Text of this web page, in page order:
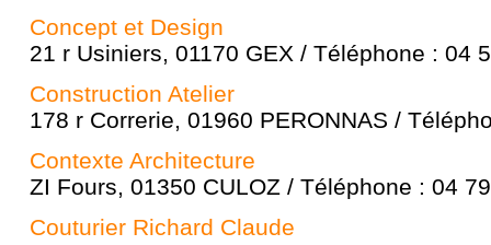
Concept et Design
21 r Usiniers, 01170 GEX / Téléphone : 04
Construction Atelier
178 r Correrie, 01960 PERONNAS /
Contexte Architecture
ZI Fours, 01350 CULOZ / Téléphone : 04
Couturier Richard Claude